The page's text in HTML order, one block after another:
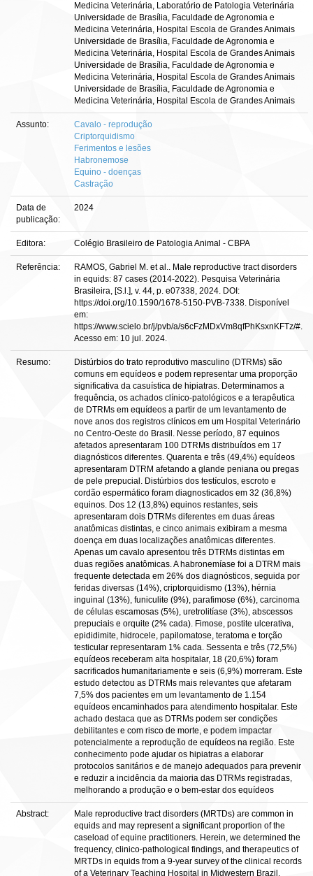
Medicina Veterinária, Laboratório de Patologia Veterinária
Universidade de Brasília, Faculdade de Agronomia e
Medicina Veterinária, Hospital Escola de Grandes Animais
Universidade de Brasília, Faculdade de Agronomia e
Medicina Veterinária, Hospital Escola de Grandes Animais
Universidade de Brasília, Faculdade de Agronomia e
Medicina Veterinária, Hospital Escola de Grandes Animais
Universidade de Brasília, Faculdade de Agronomia e
Medicina Veterinária, Hospital Escola de Grandes Animais
Assunto:
Cavalo - reprodução
Criptorquidismo
Ferimentos e lesões
Habronemose
Equino - doenças
Castração
Data de
publicação:
2024
Editora: Colégio Brasileiro de Patologia Animal - CBPA
Referência:
RAMOS, Gabriel M. et al.. Male reproductive tract disorders
in equids: 87 cases (2014-2022). Pesquisa Veterinária
Brasileira, [S.l.], v. 44, p. e07338, 2024. DOI:
https://doi.org/10.1590/1678-5150-PVB-7338. Disponível
em:
https://www.scielo.br/j/pvb/a/s6cFzMDxVm8qfPhKsxnKFTz/#.
Acesso em: 10 jul. 2024.
Resumo:
Distúrbios do trato reprodutivo masculino (DTRMs) são
comuns em equídeos e podem representar uma proporção
significativa da casuística de hipiatras. Determinamos a
frequência, os achados clínico-patológicos e a terapêutica
de DTRMs em equídeos a partir de um levantamento de
nove anos dos registros clínicos em um Hospital Veterinário
no Centro-Oeste do Brasil. Nesse período, 87 equinos
afetados apresentaram 100 DTRMs distribuídos em 17
diagnósticos diferentes. Quarenta e três (49,4%) equídeos
apresentaram DTRM afetando a glande peniana ou pregas
de pele prepucial. Distúrbios dos testículos, escroto e
cordão espermático foram diagnosticados em 32 (36,8%)
equinos. Dos 12 (13,8%) equinos restantes, seis
apresentaram dois DTRMs diferentes em duas áreas
anatômicas distintas, e cinco animais exibiram a mesma
doença em duas localizações anatômicas diferentes.
Apenas um cavalo apresentou três DTRMs distintas em
duas regiões anatômicas. A habronemíase foi a DTRM mais
frequente detectada em 26% dos diagnósticos, seguida por
feridas diversas (14%), criptorquidismo (13%), hérnia
inguinal (13%), funiculite (9%), parafimose (6%), carcinoma
de células escamosas (5%), uretrolitíase (3%), abscessos
prepuciais e orquite (2% cada). Fimose, postite ulcerativa,
epididimite, hidrocele, papilomatose, teratoma e torção
testicular representaram 1% cada. Sessenta e três (72,5%)
equídeos receberam alta hospitalar, 18 (20,6%) foram
sacrificados humanitariamente e seis (6,9%) morreram. Este
estudo detectou as DTRMs mais relevantes que afetaram
7,5% dos pacientes em um levantamento de 1.154
equídeos encaminhados para atendimento hospitalar. Este
achado destaca que as DTRMs podem ser condições
debilitantes e com risco de morte, e podem impactar
potencialmente a reprodução de equídeos na região. Este
conhecimento pode ajudar os hipiatras a elaborar
protocolos sanitários e de manejo adequados para prevenir
e reduzir a incidência da maioria das DTRMs registradas,
melhorando a produção e o bem-estar dos equídeos
Abstract:
Male reproductive tract disorders (MRTDs) are common in
equids and may represent a significant proportion of the
caseload of equine practitioners. Herein, we determined the
frequency, clinico-pathological findings, and therapeutics of
MRTDs in equids from a 9-year survey of the clinical records
of a Veterinary Teaching Hospital in Midwestern Brazil.